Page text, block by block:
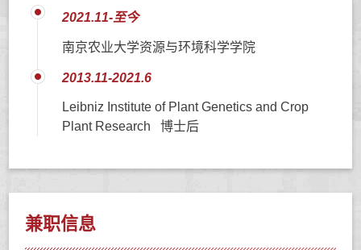
2021.11-至今
南京农业大学资源与环境科学学院
2013.11-2021.6
Leibniz Institute of Plant Genetics and Crop
Plant Research 博士后
兼职信息